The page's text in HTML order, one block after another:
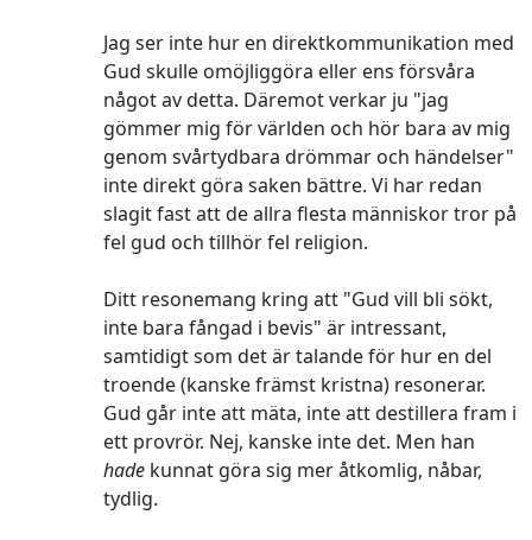
Jag ser inte hur en direktkommunikation med
Gud skulle omöjliggöra eller ens försvåra
något av detta. Däremot verkar ju "jag
gömmer mig för världen och hör bara av mig
genom svårtydbara drömmar och händelser"
inte direkt göra saken bättre. Vi har redan
slagit fast att de allra flesta människor tror på
fel gud och tillhör fel religion.
Ditt resonemang kring att "Gud vill bli sökt,
inte bara fångad i bevis" är intressant,
samtidigt som det är talande för hur en del
troende (kanske främst kristna) resonerar.
Gud går inte att mäta, inte att destillera fram i
ett provrör. Nej, kanske inte det. Men han
hadekunnat göra sig mer åtkomlig, nåbar,
tydlig.